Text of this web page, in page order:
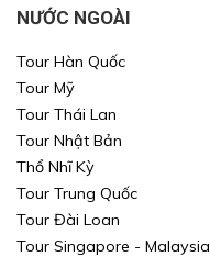
NƯỚC NGOÀI
Tour Hàn Quốc
Tour Mỹ
Tour Thái Lan
Tour Nhật Bản
Thổ Nhĩ Kỳ
Tour Trung Quốc
Tour Đài Loan
Tour Singapore - Malaysia